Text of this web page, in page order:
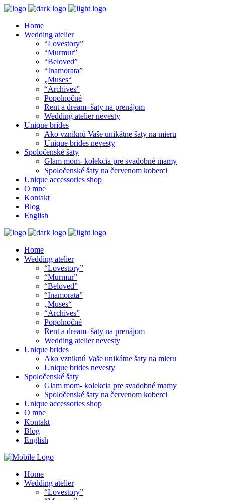
Home
Wedding atelier
“Lovestory”
“Murmur”
“Beloved”
“Inamorata”
„Muses“
“Archives”
Popolnočné
Rent a dream- šaty na prenájom
Wedding atelier nevesty
Unique brides
Ako vzniknú Vaše unikátne šaty na mieru
Unique brides nevesty
Spoločenské šaty
Glam mom- kolekcia pre svadobné mamy
Spoločenské šaty na červenom koberci
Unique accessories shop
O mne
Kontakt
Blog
English
Home
Wedding atelier
“Lovestory”
“Murmur”
“Beloved”
“Inamorata”
„Muses“
“Archives”
Popolnočné
Rent a dream- šaty na prenájom
Wedding atelier nevesty
Unique brides
Ako vzniknú Vaše unikátne šaty na mieru
Unique brides nevesty
Spoločenské šaty
Glam mom- kolekcia pre svadobné mamy
Spoločenské šaty na červenom koberci
Unique accessories shop
O mne
Kontakt
Blog
English
Home
Wedding atelier
“Lovestory”